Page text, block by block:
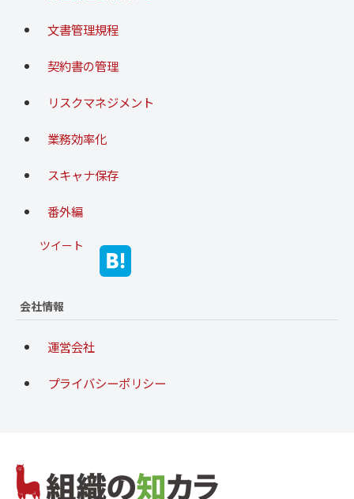
文書管理規程
契約書の管理
リスクマネジメント
業務効率化
スキャナ保存
番外編
ツイート
会社情報
運営会社
プライバシーポリシー